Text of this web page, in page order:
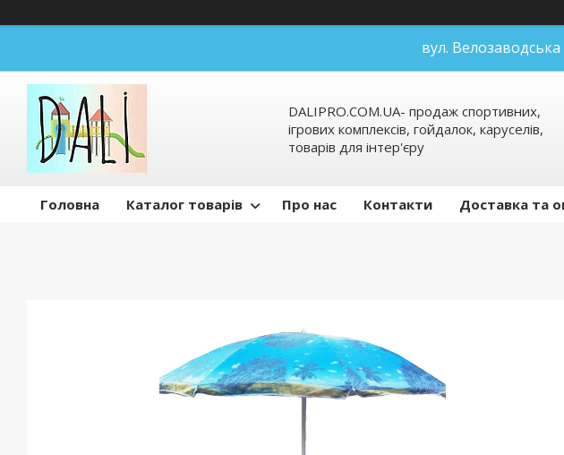
вул. Велозаводська
DALIPRO.COM.UA- продаж спортивних,
ігрових комплексів, гойдалок, каруселів,
товарів для інтер'єру
Головна Каталог товарів Про нас Контакти Доставка та